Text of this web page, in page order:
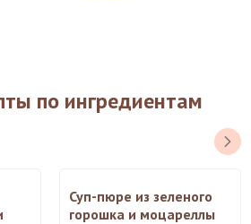
по ингредиентам
Суп-пюре из зеленого
горошка и моцареллы